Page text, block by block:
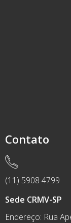
Contato
(11) 5908 4799
Sede CRMV-SP
Endereço: Rua